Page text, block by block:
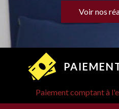
Voir nos
Paiement comptant à